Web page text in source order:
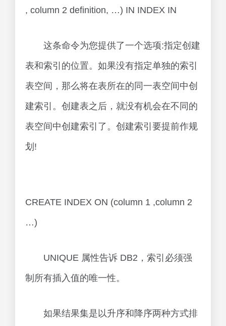
, column 2 definition, …) IN INDEX IN
这条命令为您提供了一个选项:指定创建
表和索引的位置。如果没有指定单独的索引
表空间，那么将在表所在的同一表空间中创
建索引。创建表之后，就没有机会在不同的
表空间中创建索引了。创建索引要提前作规
划!
CREATE INDEX ON (column 1 ,column 2
…)
UNIQUE 属性告诉 DB2，索引必须强
制所有插入值的唯一性。
如果结果集是以升序和降序两种方式排